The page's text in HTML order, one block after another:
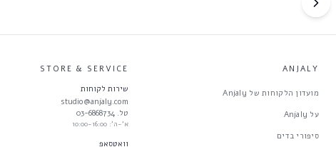
ANJALY
מועדון הלקוחות של Anjaly
על Anjaly
סיפורי בדים
STORE & SERVICE
שירות לקוחות
studio@anjaly.com
טל. 03-6868734
א'-ה': 10:00-16:00
וואטסאפ